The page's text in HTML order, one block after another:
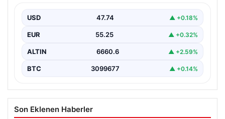
USD 47.74 ▲ +0.18%
EUR 55.25 ▲ +0.32%
ALTIN 6660.6 ▲ +2.59%
BTC 3099677 ▲ +0.14%
Son Eklenen Haberler